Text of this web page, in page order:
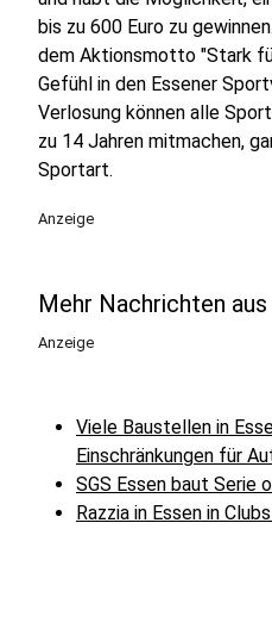
bis zu 600 Euro zu
dem Aktionsmotto "Stark
Gefühl in den Essener
Verlosung können alle
zu 14 Jahren mitmachen,
Sportart.
Anzeige
Mehr Nachrichten aus
Anzeige
Viele Baustellen in
Einschränkungen für
SGS Essen baut Serie
Razzia in Essen in